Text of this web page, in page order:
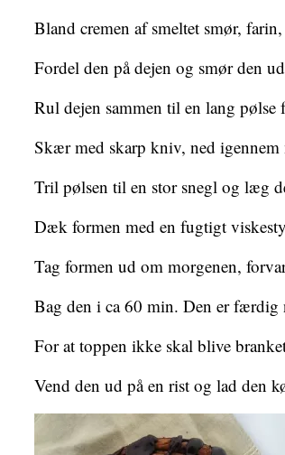
Bland cremen af smeltet smør,
Fordel den på dejen og smør den
Rul dejen sammen til en lang
Skær med skarp kniv, ned igennem
Tril pølsen til en stor snegl og læg
Dæk formen med en fugtigt
Tag formen ud om morgenen,
Bag den i ca 60 min. Den er færdig
For at toppen ikke skal blive
Vend den ud på en rist og lad den